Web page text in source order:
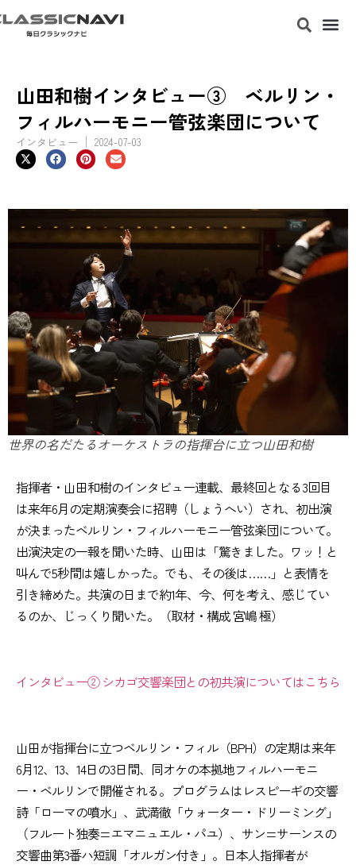
山田和樹インタビュー③ ベルリン・
フィルハーモニー管弦楽団について
インタビュー 2024-07-03
世界の名だたるオーケストラの指揮台に立つ山田和樹
指揮者・山田和樹のインタビュー連載、最終回となる3回目
は来年6月の定期演奏会に招聘（しょうへい）され、初出演
が決まったベルリン・フィルハーモニー管弦楽団について。
出演決定の一報を聞いた時、山田は「驚きました。ワッ！と
叫んで5秒間は嬉しかった。でも、その後は……」と表情を
引き締めた。共演の日まで約1年、今、何を考え、感じてい
るのか、じっくり聞いた。（取材・構成 宮嶋 極）
インタビュー② シカゴ交響楽団との初共演についてはこちら
山田が指揮台に立つベルリン・フィル（BPH）の定期は来年
6月12、13、14日の3日間、同オケの本拠地フィルハーモニ
ー・ベルリンで開催される。プログラムはレスピーギの交響
詩「ローマの噴水」、武満徹「ウォーター・ドリーミング」
（フルート独奏=エマニュエル・パユ）、サン=サーンスの
交響曲第3番ハ短調「オルガン付き」。日本人指揮者が